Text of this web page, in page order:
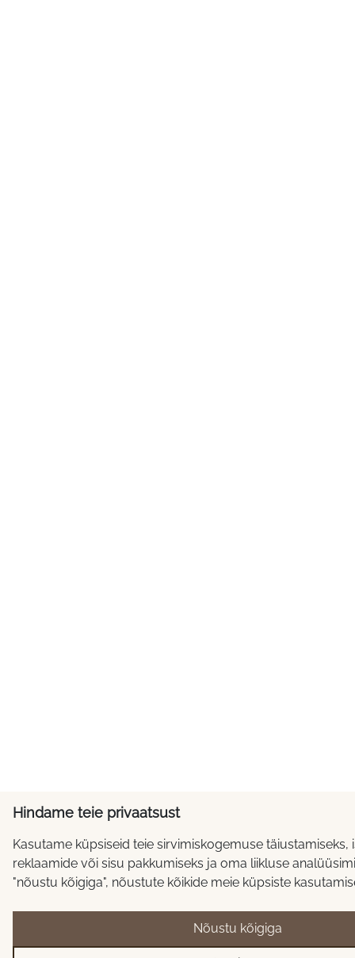
Hindame teie privaatsust
Kasutame küpsiseid teie sirvimiskogemuse täiustamiseks,
reklaamide või sisu pakkumiseks ja oma liikluse
"nõustu kõigiga", nõustute kõikide meie küpsiste
Nõustu kõigiga